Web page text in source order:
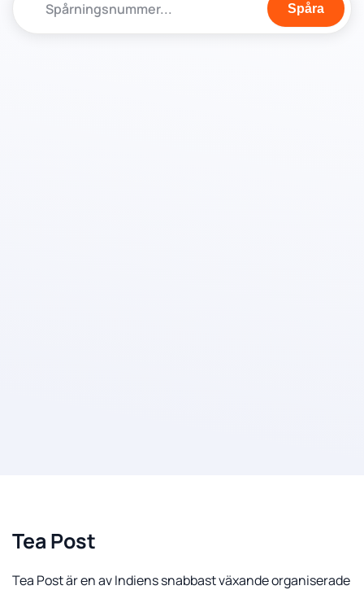
Spåra
Tea Post
Tea Post är en av Indiens snabbast växande organiserade